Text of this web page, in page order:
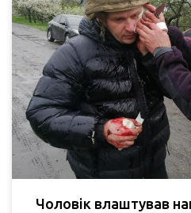
Чоловік влаштував